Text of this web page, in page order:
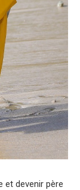
et devenir père